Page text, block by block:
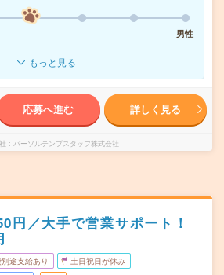
男性
もっと見る
応募へ進む 詳しく見る
パーソルテンプスタッフ株式会社
円／大手で営業サポート！
途支給あり 土日祝日が休み